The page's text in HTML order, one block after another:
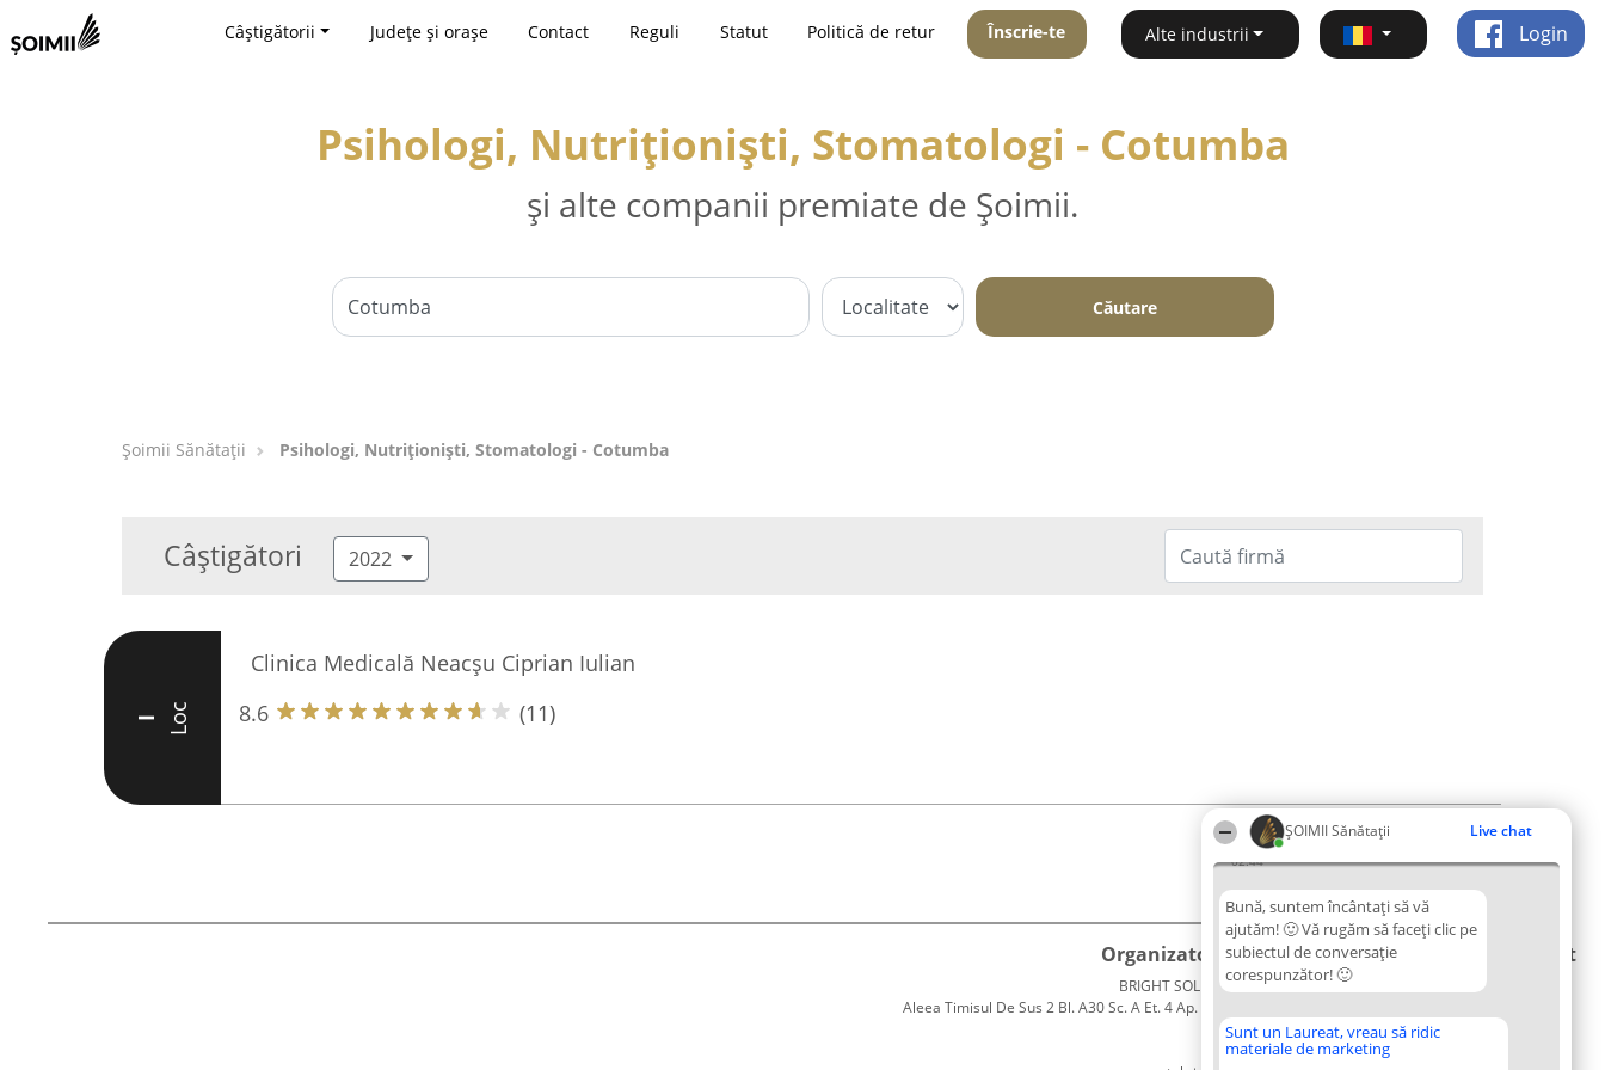
ŞOIMII Sănătații Live chat
02:44
Bună, suntem încântați să vă
ajutăm! 🙂 Vă rugăm să faceți clic pe
subiectul de conversație
corespunzător! 🙂
Sunt un Laureat, vreau să ridic
materiale de marketing
Câștigătorii Județe și orașe Contact Reguli Statut Politică de retur Înscrie-te Alte industrii Login
Psihologi, Nutriționiști, Stomatologi - Cotumba
și alte companii premiate de Șoimii.
Căutare
Şoimii Sănătații Psihologi, Nutriționiști, Stomatologi - Cotumba
Câștigători 2022
I Loc
Clinica Medicală Neacșu Ciprian Iulian
8.6
(11)
Organizator Ranking
BRIGHT SOLUTIONS BR SRL
Aleea Timisul De Sus 2 Bl. A30 Sc. A Et. 4 Ap. 13 Cod 061952
București
CUI 36737675
Plebiscyt
Tuturor
Laureaților
Contact